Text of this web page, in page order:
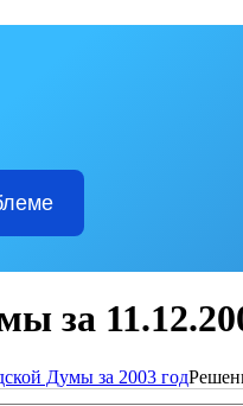
за
Думы за 2003 год